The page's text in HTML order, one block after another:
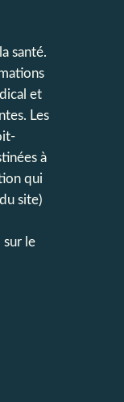
santé.
et
Les
à
qui
site)
sur le